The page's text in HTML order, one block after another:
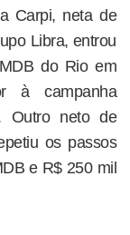
Carpi, neta de
Libra, entrou
do Rio em
à campanha
Outro neto de
os passos
e R$ 250 mil